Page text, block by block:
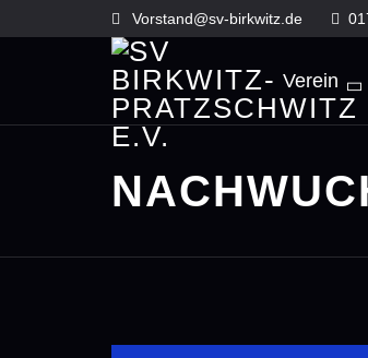
content
Vorstand@sv-birkwitz.de
Verein